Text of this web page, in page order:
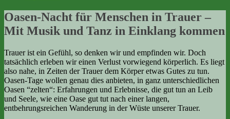
Oasen-Nacht für Menschen in Trauer –
Mit Musik und Tanz in Einklang kommen
Trauer ist ein Gefühl, so denken wir und empfinden wir. Doch
tatsächlich erleben wir einen Verlust vorwiegend körperlich. Es liegt
also nahe, in Zeiten der Trauer dem Körper etwas Gutes zu tun.
Oasen-Tage wollen genau dies anbieten, in ganz unterschiedlichen
Oasen “zelten“: Erfahrungen und Erlebnisse, die gut tun an Leib
und Seele, wie eine Oase gut tut nach einer langen,
entbehrungsreichen Wanderung in der Wüste unserer Trauer.